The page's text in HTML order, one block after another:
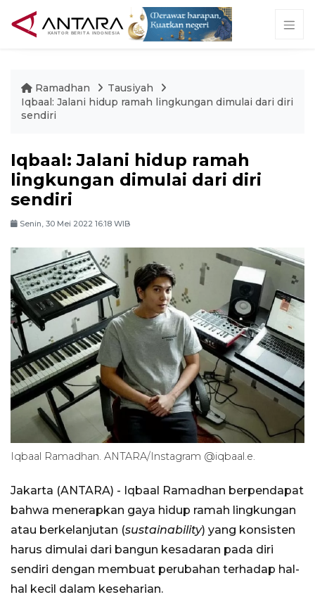
Ramadhan
Tausiyah
Iqbaal: Jalani hidup ramah lingkungan dimulai dari diri
sendiri
Iqbaal: Jalani hidup ramah
lingkungan dimulai dari diri
sendiri
Senin, 30 Mei 2022 16:18 WIB
Iqbaal Ramadhan. ANTARA/Instagram @iqbaal.e.
Jakarta (ANTARA) - Iqbaal Ramadhan berpendapat
bahwa menerapkan gaya hidup ramah lingkungan
atau berkelanjutan (sustainability) yang konsisten
harus dimulai dari bangun kesadaran pada diri
sendiri dengan membuat perubahan terhadap hal-
hal kecil dalam keseharian.